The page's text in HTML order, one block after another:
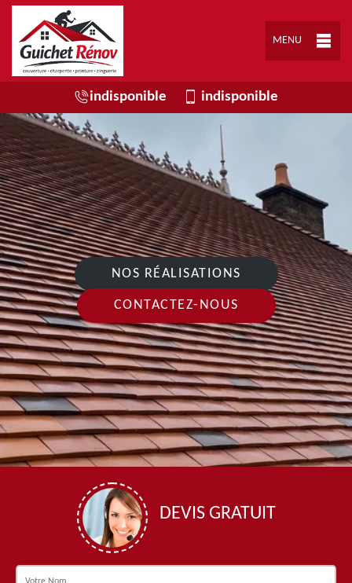
MENU
indisponible indisponible
NOS RÉALISATIONS
CONTACTEZ-NOUS
DEVIS GRATUIT